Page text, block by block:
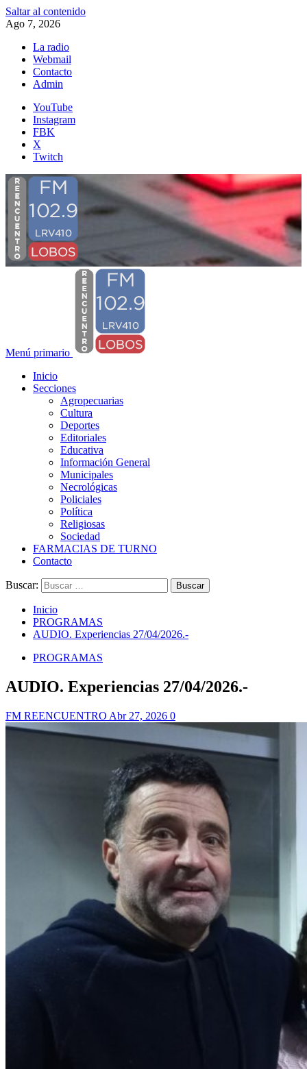
Saltar al contenido
Ago 7, 2026
La radio
Webmail
Contacto
Admin
YouTube
Instagram
FBK
X
Twitch
Menú primario
Inicio
Secciones
Agropecuarias
Cultura
Deportes
Editoriales
Educativa
Información General
Municipales
Necrológicas
Policiales
Política
Religiosas
Sociedad
FARMACIAS DE TURNO
Contacto
Buscar:
Inicio
PROGRAMAS
AUDIO. Experiencias 27/04/2026.-
PROGRAMAS
AUDIO. Experiencias 27/04/2026.-
FM REENCUENTRO Abr 27, 2026 0